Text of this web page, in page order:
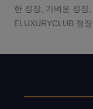
한 정장, 가벼운 정장
ELUXURYCLUB 정장